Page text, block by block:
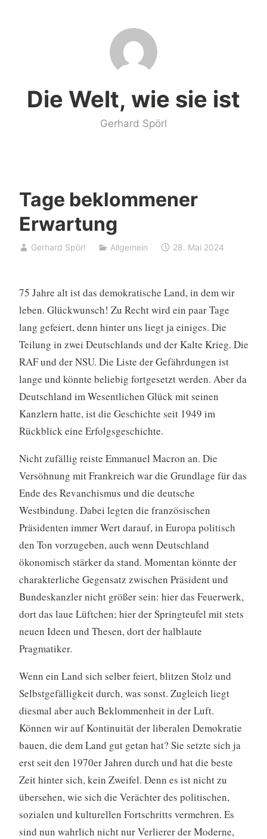
Die Welt, wie sie ist
Gerhard Spörl
Tage beklommener
Erwartung
Gerhard Spörl Allgemein 28. Mai 2024
75 Jahre alt ist das demokratische Land, in dem wir
leben. Glückwunsch! Zu Recht wird ein paar Tage
lang gefeiert, denn hinter uns liegt ja einiges. Die
Teilung in zwei Deutschlands und der Kalte Krieg. Die
RAF und der NSU. Die Liste der Gefährdungen ist
lange und könnte beliebig fortgesetzt werden. Aber da
Deutschland im Wesentlichen Glück mit seinen
Kanzlern hatte, ist die Geschichte seit 1949 im
Rückblick eine Erfolgsgeschichte.
Nicht zufällig reiste Emmanuel Macron an. Die
Versöhnung mit Frankreich war die Grundlage für das
Ende des Revanchismus und die deutsche
Westbindung. Dabei legten die französischen
Präsidenten immer Wert darauf, in Europa politisch
den Ton vorzugeben, auch wenn Deutschland
ökonomisch stärker da stand. Momentan könnte der
charakterliche Gegensatz zwischen Präsident und
Bundeskanzler nicht größer sein: hier das Feuerwerk,
dort das laue Lüftchen; hier der Springteufel mit stets
neuen Ideen und Thesen, dort der halblaute
Pragmatiker.
Wenn ein Land sich selber feiert, blitzen Stolz und
Selbstgefälligkeit durch, was sonst. Zugleich liegt
diesmal aber auch Beklommenheit in der Luft.
Können wir auf Kontinuität der liberalen Demokratie
bauen, die dem Land gut getan hat? Sie setzte sich ja
erst seit den 1970er Jahren durch und hat die beste
Zeit hinter sich, kein Zweifel. Denn es ist nicht zu
übersehen, wie sich die Verächter des politischen,
sozialen und kulturellen Fortschritts vermehren. Es
sind nun wahrlich nicht nur Verlierer der Moderne,